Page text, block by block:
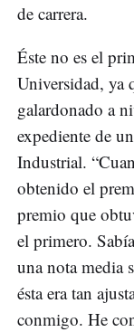
de carrera.
Éste no es el
Universidad, ya
galardonado a
expediente de
Industrial.
obtenido el
premio que
el primero.
una nota media
ésta era tan
conmigo. He